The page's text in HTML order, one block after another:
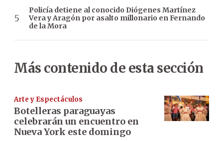
Policía detiene al conocido Diógenes Martínez
Vera y Aragón por asalto millonario en Fernando
de la Mora
Más contenido de esta sección
Arte y Espectáculos
Botelleras paraguayas
celebrarán un encuentro en
Nueva York este domingo